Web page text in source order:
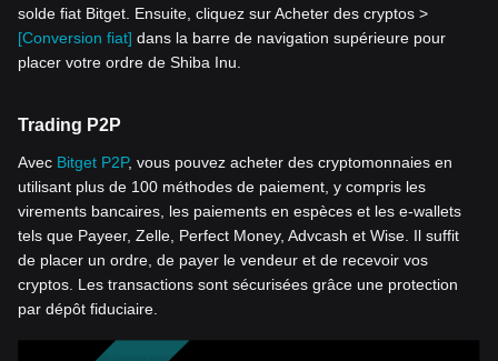
solde fiat Bitget. Ensuite, cliquez sur Acheter des cryptos >
[Conversion fiat] dans la barre de navigation supérieure pour
placer votre ordre de Shiba Inu.
Trading P2P
Avec Bitget P2P, vous pouvez acheter des cryptomonnaies en
utilisant plus de 100 méthodes de paiement, y compris les
virements bancaires, les paiements en espèces et les e-wallets
tels que Payeer, Zelle, Perfect Money, Advcash et Wise. Il suffit
de placer un ordre, de payer le vendeur et de recevoir vos
cryptos. Les transactions sont sécurisées grâce une protection
par dépôt fiduciaire.